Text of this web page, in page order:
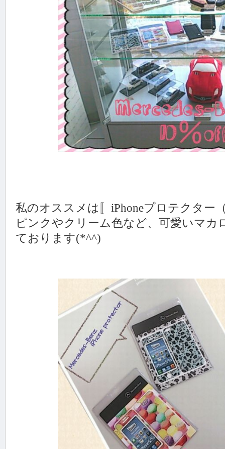
私のオススメは〚iPhoneプロテクター
ピンクやクリーム色など、可愛いマ
ております(*^^)